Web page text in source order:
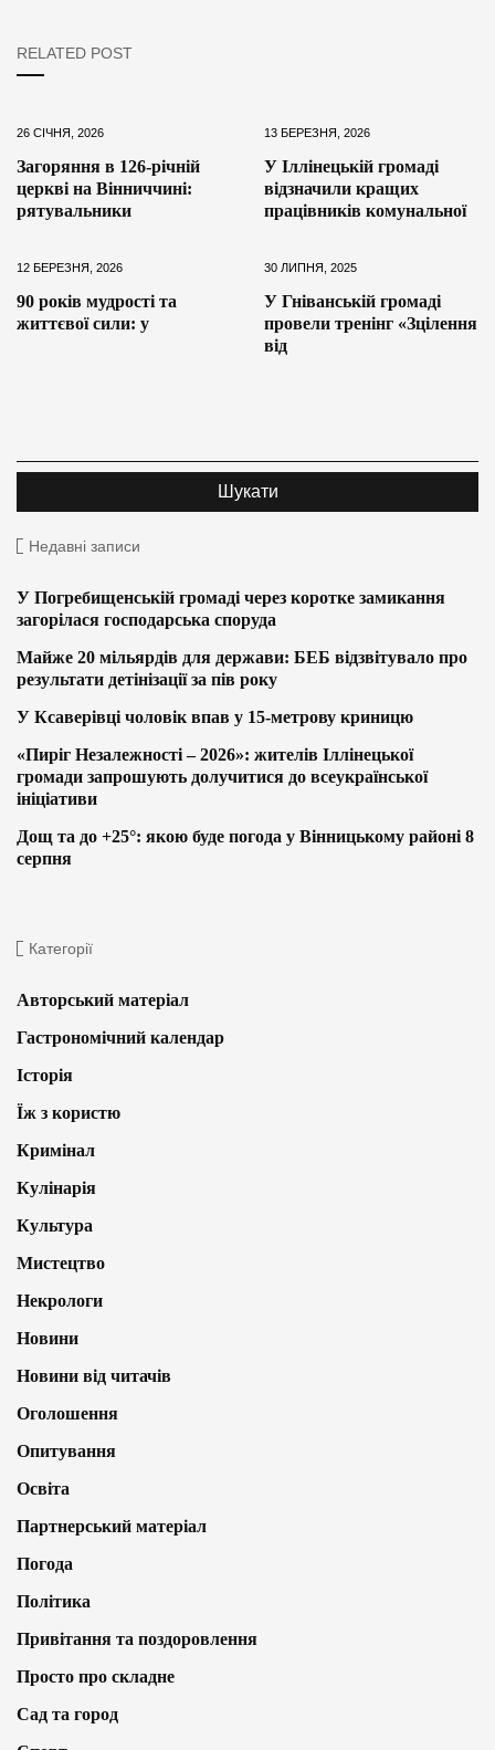
RELATED POST
26 СІЧНЯ, 2026
Загоряння в 126-річній
церкві на Вінниччині:
рятувальники
13 БЕРЕЗНЯ, 2026
У Іллінецькій громаді
відзначили кращих
працівників комунальної
12 БЕРЕЗНЯ, 2026
90 років мудрості та
життєвої сили: у
30 ЛИПНЯ, 2025
У Гніванській громаді
провели тренінг «Зцілення
від
Недавні записи
У Погребищенській громаді через коротке замикання
загорілася господарська споруда
Майже 20 мільярдів для держави: БЕБ відзвітувало про
результати детінізації за пів року
У Ксаверівці чоловік впав у 15-метрову криницю
«Пиріг Незалежності – 2026»: жителів Іллінецької
громади запрошують долучитися до всеукраїнської
ініціативи
Дощ та до +25°: якою буде погода у Вінницькому районі 8
серпня
Категорії
Авторський матеріал
Гастрономічний календар
Історія
Їж з користю
Кримінал
Кулінарія
Культура
Мистецтво
Некрологи
Новини
Новини від читачів
Оголошення
Опитування
Освіта
Партнерський матеріал
Погода
Політика
Привітання та поздоровлення
Просто про складне
Сад та город